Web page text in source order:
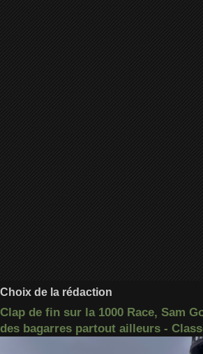
Choix de la rédaction
Clap de fin sur la 1000 Race, Sam
des bagarres partout ailleurs -